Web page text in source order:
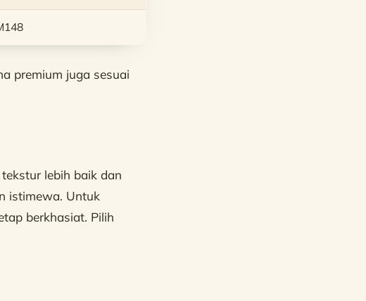
premium juga sesuai
lebih baik dan
istimewa. Untuk
berkhasiat. Pilih